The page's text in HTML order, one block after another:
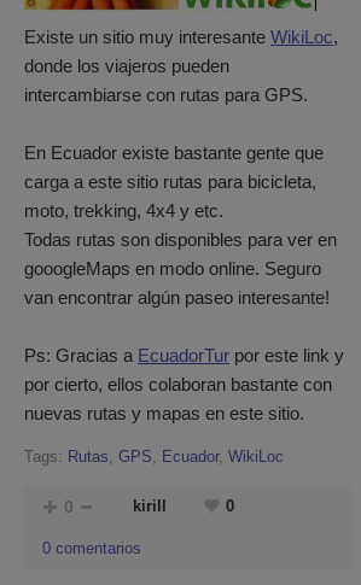
Existe un sitio muy interesante WikiLoc,
donde los viajeros pueden
intercambiarse con rutas para GPS.
En Ecuador existe bastante gente que
carga a este sitio rutas para bicicleta,
moto, trekking, 4x4 y etc.
Todas rutas son disponibles para ver en
gooogleMaps en modo online. Seguro
van encontrar algún paseo interesante!
Ps: Gracias a EcuadorTur por este link y
por cierto, ellos colaboran bastante con
nuevas rutas y mapas en este sitio.
Tags: Rutas, GPS, Ecuador, WikiLoc
0 kirill 0
0 comentarios